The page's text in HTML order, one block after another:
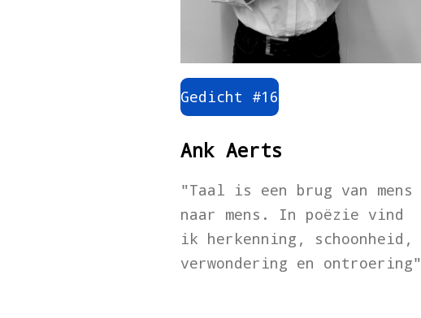
Gedicht #16
Ank Aerts
"Taal is een brug van mens
naar mens. In poëzie vind
ik herkenning, schoonheid,
verwondering en ontroering"